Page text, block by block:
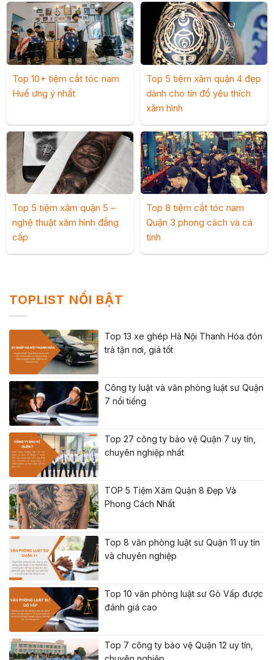
TOPLIST NỔI BẬT
Top 13 xe ghép Hà Nội Thanh Hóa đón
trả tận nơi, giá tốt
Công ty luật và văn phòng luật sư Quận
7 nổi tiếng
Top 27 công ty bảo vệ Quận 7 uy tín,
chuyên nghiệp nhất
TOP 5 Tiệm Xăm Quận 8 Đẹp Và
Phong Cách Nhất
Top 8 văn phòng luật sư Quận 11 uy tín
và chuyên nghiệp
Top 10 văn phòng luật sư Gò Vấp được
đánh giá cao
Top 7 công ty bảo vệ Quận 12 uy tín,
Top 10+ tiệm cắt tóc nam
Huế ưng ý nhất
Top 5 tiệm xăm quận 4 đẹp
dành cho tín đồ yêu thích
xăm hình
Top 5 tiệm xăm quận 5 –
nghệ thuật xăm hình đẳng
cấp
Top 8 tiệm cắt tóc nam
Quận 3 phong cách và cá
tính